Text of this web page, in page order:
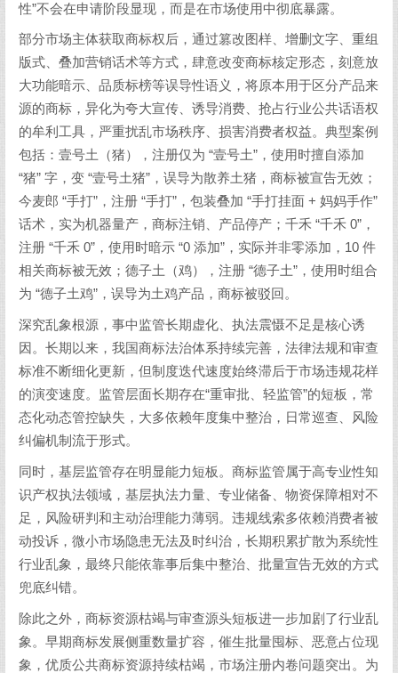
性”不会在申请阶段显现，而是在市场使用中彻底暴露。
部分市场主体获取商标权后，通过篡改图样、增删文字、重组
版式、叠加营销话术等方式，肆意改变商标核定形态，刻意放
大功能暗示、品质标榜等误导性语义，将原本用于区分产品来
源的商标，异化为夸大宣传、诱导消费、抢占行业公共话语权
的牟利工具，严重扰乱市场秩序、损害消费者权益。典型案例
包括：壹号土（猪），注册仅为 “壹号土”，使用时擅自添加
“猪” 字，变 “壹号土猪”，误导为散养土猪，商标被宣告无效；
今麦郎 “手打”，注册 “手打”，包装叠加 “手打挂面 + 妈妈手作”
话术，实为机器量产，商标注销、产品停产；千禾 “千禾 0”，
注册 “千禾 0”，使用时暗示 “0 添加”，实际并非零添加，10 件
相关商标被无效；德子土（鸡），注册 “德子土”，使用时组合
为 “德子土鸡”，误导为土鸡产品，商标被驳回。
深究乱象根源，事中监管长期虚化、执法震慑不足是核心诱
因。长期以来，我国商标法治体系持续完善，法律法规和审查
标准不断细化更新，但制度迭代速度始终滞后于市场违规花样
的演变速度。监管层面长期存在“重审批、轻监管”的短板，常
态化动态管控缺失，大多依赖年度集中整治，日常巡查、风险
纠偏机制流于形式。
同时，基层监管存在明显能力短板。商标监管属于高专业性知
识产权执法领域，基层执法力量、专业储备、物资保障相对不
足，风险研判和主动治理能力薄弱。违规线索多依赖消费者被
动投诉，微小市场隐患无法及时纠治，长期积累扩散为系统性
行业乱象，最终只能依靠事后集中整治、批量宣告无效的方式
兜底纠错。
除此之外，商标资源枯竭与审查源头短板进一步加剧了行业乱
象。早期商标发展侧重数量扩容，催生批量囤标、恶意占位现
象，优质公共商标资源持续枯竭，市场注册内卷问题突出。为